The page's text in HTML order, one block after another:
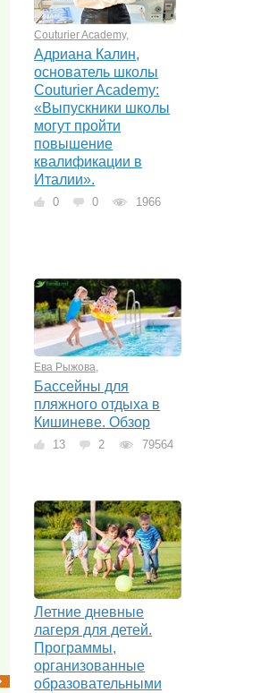
Couturier Academy,
Адриана Калин,
основатель школы
Couturier Academy:
«Выпускники школы
могут пройти
повышение
квалификации в
Италии».
0 0 1966
Ева Рыжова,
Бассейны для
пляжного отдыха в
Кишиневе. Обзор
13 2 79564
Летние дневные
лагеря для детей.
Программы,
организованные
образовательными